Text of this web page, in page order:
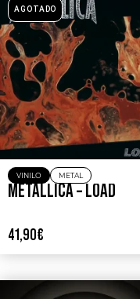
AGOTADO
VINILO METAL
METALLICA – LOAD
41,90€